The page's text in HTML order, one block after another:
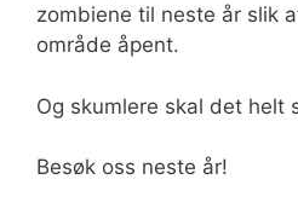
zombiene til neste år slik
område åpent.
Og skumlere skal det helt
Besøk oss neste år!